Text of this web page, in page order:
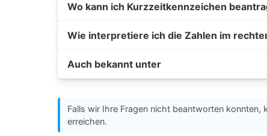
Wo kann ich Kurzzeitkennzeichen
Wie interpretiere ich die Zahlen im
Auch bekannt unter
Falls wir Ihre Fragen nicht beantworten
erreichen.